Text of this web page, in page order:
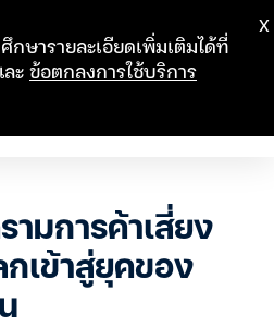
ามการค้าเสี่ยง
กเข้าสู่ยุคของ
กษารายละเอียดเพิ่มเติมได้ที่
ะข้อตกลงการใช้บริการ
X